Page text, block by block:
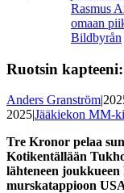
isompanaRasmus
omaan
Bildbyrån
Ruotsin
Anders Granström|
2025|Jääkiekon MM-
Tre Kronor pelaa
Kotikentällään
lähteneen
murskatappioon